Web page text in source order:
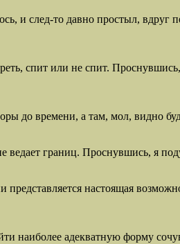
и след-то давно простыл, вдруг
спит или не спит.
до времени, а там, мол, видно
ведает границ. Проснувшись, я
настоящая
наиболее адекватную форму